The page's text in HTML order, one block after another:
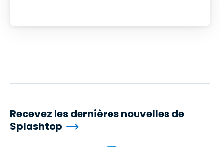
Recevez les dernières nouvelles de
Splashtop